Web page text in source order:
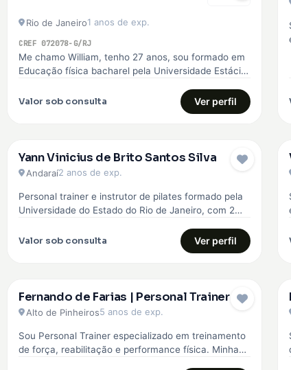
Rio de Janeiro1 anos de exp.
CREF 072078-G/RJ
Me chamo William, tenho 27 anos, sou formado em
Educação física bacharel pela Universidade Estácio
Valor sob consulta Ver perfil
Yann Vinicius de Brito Santos Silva
Andaraí2 anos de exp.
Personal trainer e instrutor de pilates formado pela
Universidade do Estado do Rio de Janeiro, com 2
Valor sob consulta Ver perfil
Fernando de Farias | Personal Trainer
Alto de Pinheiros5 anos de exp.
Sou Personal Trainer especializado em treinamento
de força, reabilitação e performance física. Minha